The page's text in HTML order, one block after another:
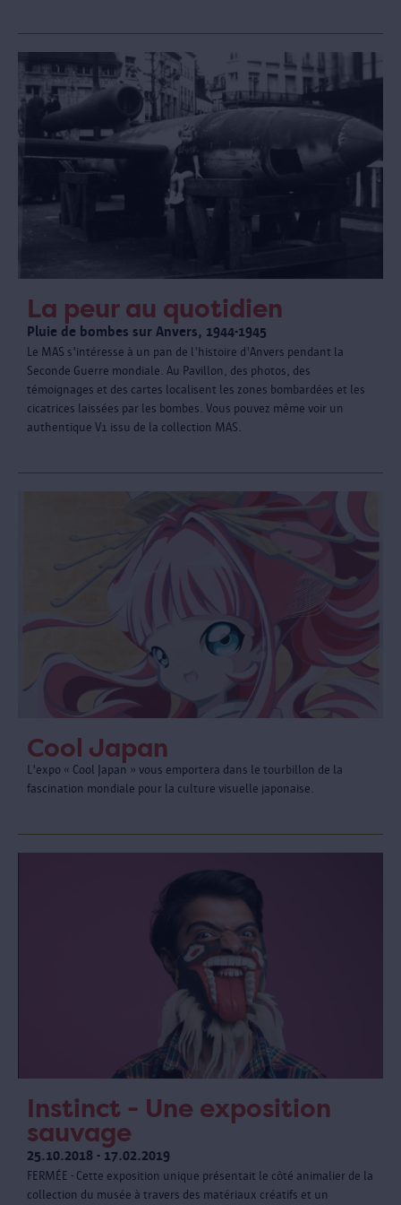
La peur au quotidien
Pluie de bombes sur Anvers, 1944-1945
Le MAS s'intéresse à un pan de l'histoire d'Anvers pendant la
Seconde Guerre mondiale. Au Pavillon, des photos, des
témoignages et des cartes localisent les zones bombardées et les
cicatrices laissées par les bombes. Vous pouvez même voir un
authentique V1 issu de la collection MAS.
Cool Japan
L'expo « Cool Japan » vous emportera dans le tourbillon de la
fascination mondiale pour la culture visuelle japonaise.
Instinct - Une exposition
sauvage
25.10.2018 - 17.02.2019
FERMÉE - Cette exposition unique présentait le côté animalier de la
collection du musée à travers des matériaux créatifs et un